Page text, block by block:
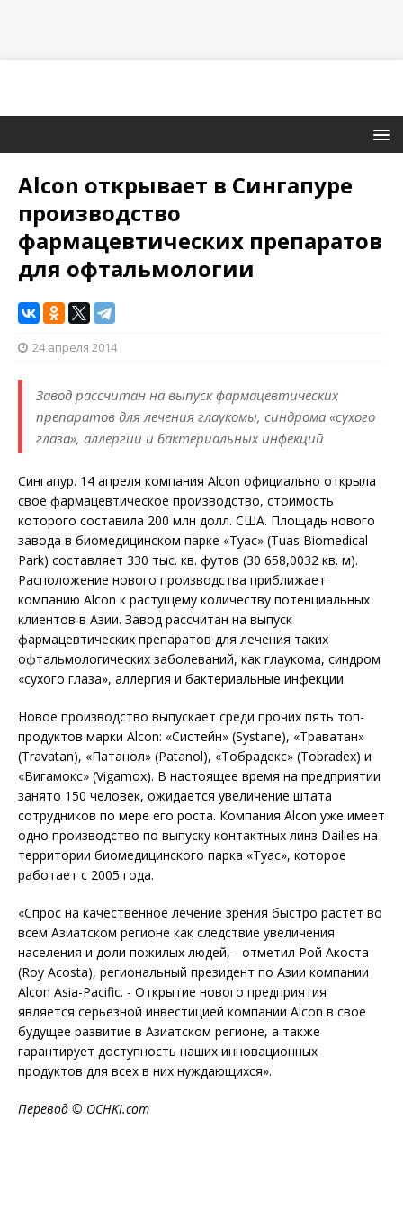
Alcon открывает в Сингапуре
производство
фармацевтических препаратов
для офтальмологии
24 апреля 2014
Завод рассчитан на выпуск фармацевтических
препаратов для лечения глаукомы, синдрома «сухого
глаза», аллергии и бактериальных инфекций
Сингапур. 14 апреля компания Alcon официально открыла
свое фармацевтическое производство, стоимость
которого составила 200 млн долл. США. Площадь нового
завода в биомедицинском парке «Туас» (Tuas Biomedical
Park) составляет 330 тыс. кв. футов (30 658,0032 кв. м).
Расположение нового производства приближает
компанию Alcon к растущему количеству потенциальных
клиентов в Азии. Завод рассчитан на выпуск
фармацевтических препаратов для лечения таких
офтальмологических заболеваний, как глаукома, синдром
«сухого глаза», аллергия и бактериальные инфекции.
Новое производство выпускает среди прочих пять топ-
продуктов марки Alcon: «Систейн» (Systane), «Траватан»
(Travatan), «Патанол» (Patanol), «Тобрадекс» (Tobradex) и
«Вигамокс» (Vigamox). В настоящее время на предприятии
занято 150 человек, ожидается увеличение штата
сотрудников по мере его роста. Компания Alcon уже имеет
одно производство по выпуску контактных линз Dailies на
территории биомедицинского парка «Туас», которое
работает с 2005 года.
«Спрос на качественное лечение зрения быстро растет во
всем Азиатском регионе как следствие увеличения
населения и доли пожилых людей, - отметил Рой Акоста
(Roy Acosta), региональный президент по Азии компании
Alcon Asia-Pacific. - Открытие нового предприятия
является серьезной инвестицией компании Alcon в свое
будущее развитие в Азиатском регионе, а также
гарантирует доступность наших инновационных
продуктов для всех в них нуждающихся».
Перевод © OCHKI.com